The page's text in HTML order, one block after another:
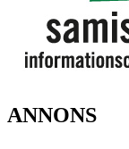
ANNONS